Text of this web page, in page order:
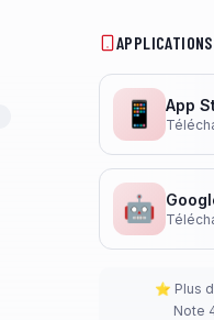
📱 App
🤖
⭐ Plus
Note